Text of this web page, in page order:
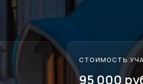
СТОИМОСТЬ
95 000